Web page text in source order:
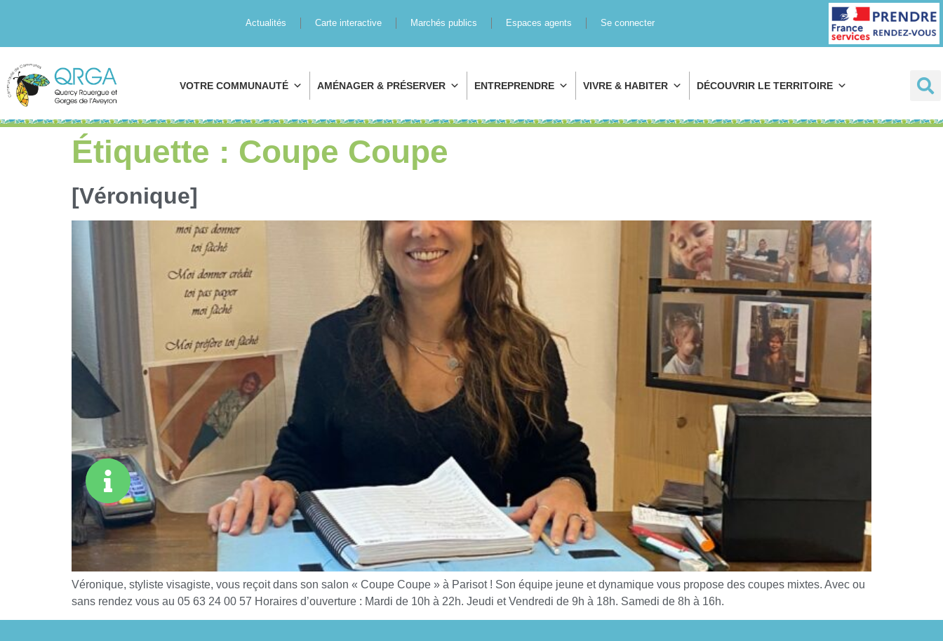
Actualités Carte interactive Marchés publics Espaces agents Se connecter
Prendre rendez-
vous
VOTRE COMMUNAUTÉ AMÉNAGER & PRÉSERVER ENTREPRENDRE VIVRE & HABITER DÉCOUVRIR LE TERRITOIRE
Étiquette : Coupe Coupe
[Véronique]
Véronique, styliste visagiste, vous reçoit dans son salon « Coupe Coupe » à Parisot ! Son équipe jeune et dynamique vous propose des coupes mixtes. Avec ou
sans rendez vous au 05 63 24 00 57 Horaires d’ouverture : Mardi de 10h à 22h. Jeudi et Vendredi de 9h à 18h. Samedi de 8h à 16h.